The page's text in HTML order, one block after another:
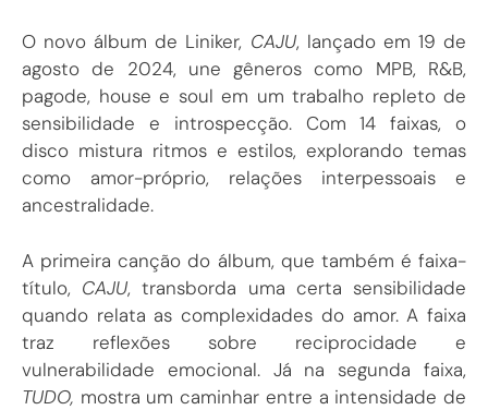
O novo álbum de Liniker, CAJU, lançado em 19 de
agosto de 2024, une gêneros como MPB, R&B,
pagode, house e soul em um trabalho repleto de
sensibilidade e introspecção. Com 14 faixas, o
disco mistura ritmos e estilos, explorando temas
como amor-próprio, relações interpessoais e
ancestralidade.
A primeira canção do álbum, que também é faixa-
título, CAJU, transborda uma certa sensibilidade
quando relata as complexidades do amor. A faixa
traz reflexões sobre reciprocidade e
vulnerabilidade emocional. Já na segunda faixa,
TUDO, mostra um caminhar entre a intensidade de